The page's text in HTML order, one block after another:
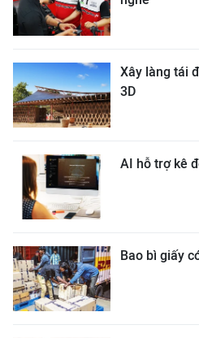
Xây làng tái
3D
AI hỗ trợ kê
Bao bì giấy